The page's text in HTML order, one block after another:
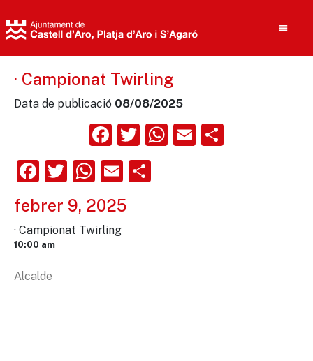
· Campionat Twirling
Data de publicació 08/08/2025
Facebook
Twitter
WhatsApp
Email
Facebook
Twitter
WhatsApp
Email
febrer 9, 2025
· Campionat Twirling
10:00 am
Alcalde